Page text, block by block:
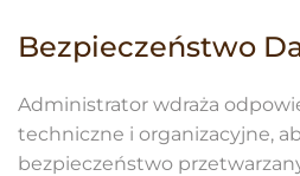
Bezpieczeństwo
Administrator wdraża
techniczne i organizacyjne,
bezpieczeństwo